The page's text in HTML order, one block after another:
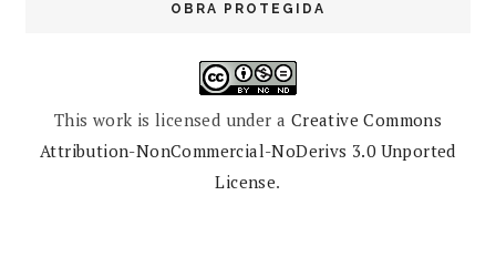
OBRA PROTEGIDA
This work is licensed under a Creative Commons
Attribution-NonCommercial-NoDerivs 3.0 Unported
License.